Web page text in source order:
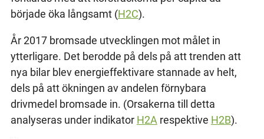
började öka långsamt (H2C).
År 2017 bromsade utvecklingen mot målet in
ytterligare. Det berodde på dels på att trenden att
nya bilar blev energieffektivare stannade av helt,
dels på att ökningen av andelen förnybara
drivmedel bromsade in. (Orsakerna till detta
analyseras under indikator H2A respektive H2B).